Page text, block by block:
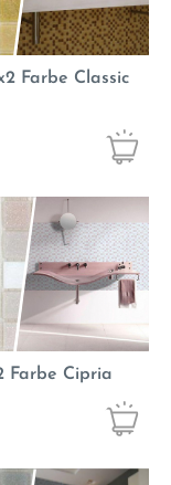
Farbe Classic
Farbe Cipria